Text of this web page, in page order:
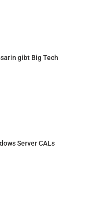
gibt Big Tech
Server CALs